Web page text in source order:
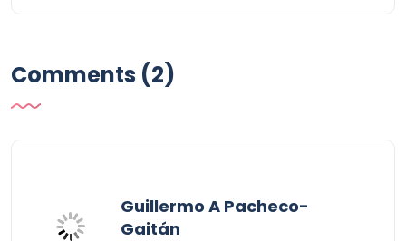
Comments (2)
Guillermo A Pacheco-
Gaitán